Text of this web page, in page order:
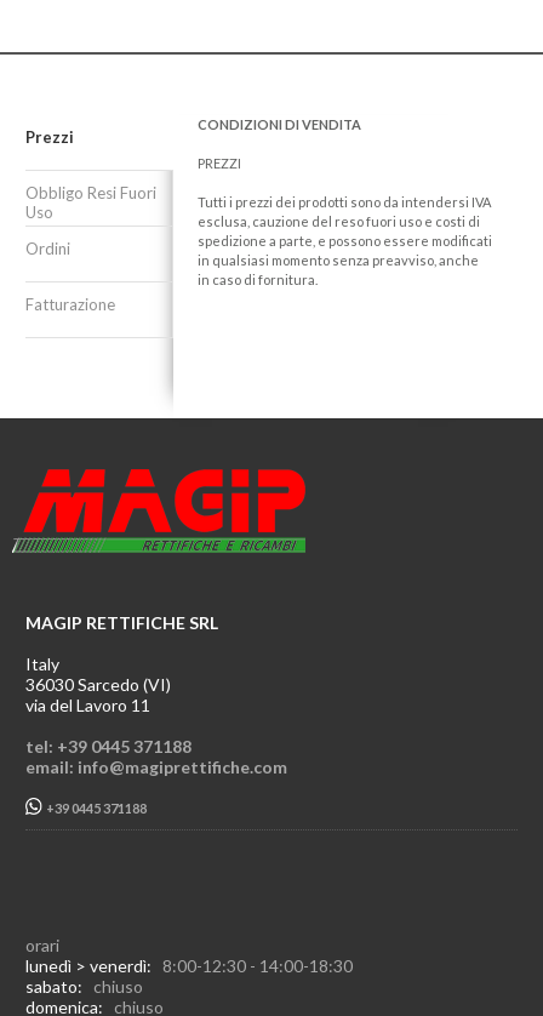
Prezzi
Obbligo Resi Fuori
Uso
Ordini
Fatturazione
CONDIZIONI DI VENDITA
PREZZI
Tutti i prezzi dei prodotti sono da intendersi IVA
esclusa, cauzione del reso fuori uso e costi di
spedizione a parte, e possono essere modificati
in qualsiasi momento senza preavviso, anche
in caso di fornitura.
MAGIP RETTIFICHE SRL
Italy
36030 Sarcedo (VI)
via del Lavoro 11
tel: +39 0445 371188
email: info@magiprettifiche.com
+39 0445 371188
orari
lunedì > venerdì: 8:00-12:30 - 14:00-18:30
sabato: chiuso
domenica: chiuso